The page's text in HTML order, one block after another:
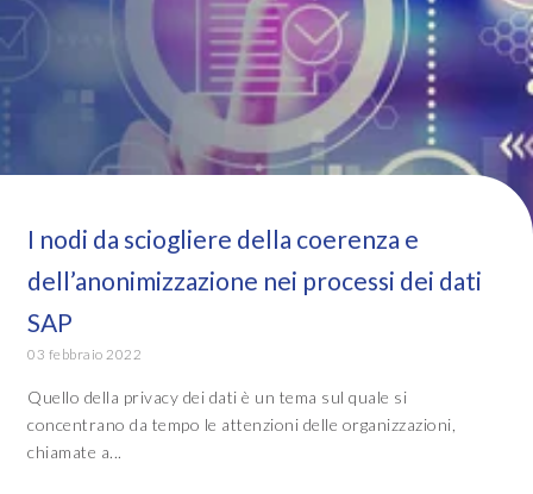
I nodi da sciogliere della coerenza e
dell’anonimizzazione nei processi dei dati
SAP
03 febbraio 2022
Quello della privacy dei dati è un tema sul quale si
concentrano da tempo le attenzioni delle organizzazioni,
chiamate a...